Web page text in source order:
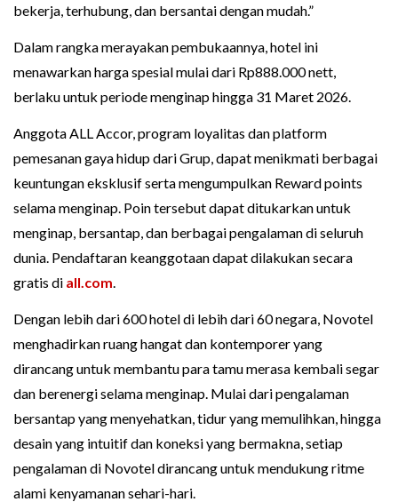
bekerja, terhubung, dan bersantai dengan mudah.”
Dalam rangka merayakan pembukaannya, hotel ini
menawarkan harga spesial mulai dari Rp888.000 nett,
berlaku untuk periode menginap hingga 31 Maret 2026.
Anggota ALL Accor, program loyalitas dan platform
pemesanan gaya hidup dari Grup, dapat menikmati berbagai
keuntungan eksklusif serta mengumpulkan Reward points
selama menginap. Poin tersebut dapat ditukarkan untuk
menginap, bersantap, dan berbagai pengalaman di seluruh
dunia. Pendaftaran keanggotaan dapat dilakukan secara
gratis di all.com
Dengan lebih dari 600 hotel di lebih dari 60 negara, Novotel
menghadirkan ruang hangat dan kontemporer yang
dirancang untuk membantu para tamu merasa kembali segar
dan berenergi selama menginap. Mulai dari pengalaman
bersantap yang menyehatkan, tidur yang memulihkan, hingga
desain yang intuitif dan koneksi yang bermakna, setiap
pengalaman di Novotel dirancang untuk mendukung ritme
alami kenyamanan sehari-hari.